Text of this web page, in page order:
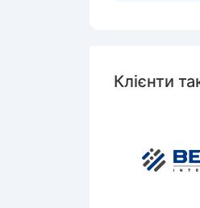
Клієнти